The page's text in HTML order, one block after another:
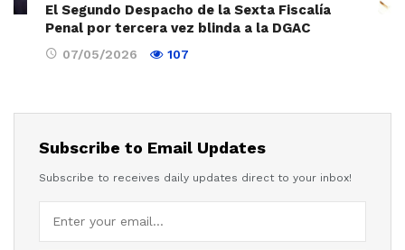
El Segundo Despacho de la Sexta Fiscalía
Penal por tercera vez blinda a la DGAC
07/05/2026 107
Subscribe to Email Updates
Subscribe to receives daily updates direct to your inbox!